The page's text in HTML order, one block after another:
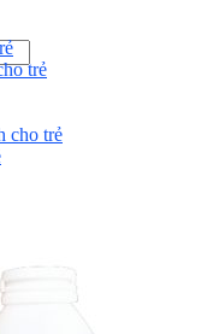
cho bé
trẻ
cho trẻ